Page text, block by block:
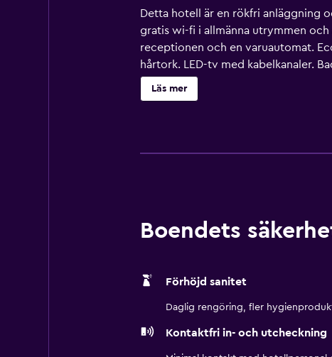
Detta hotell är en rökfri anläggning
gratis wi-fi i allmänna utrymmen
receptionen och en varuautomat.
hårtork. LED-tv med kabelkanaler.
telefon; lokal- och fjärrsamtal är
inomhuspool.
Läs mer
Boendets
Förhöjd sanitet
Daglig rengöring, fler
Kontaktfri in- och utcheckning